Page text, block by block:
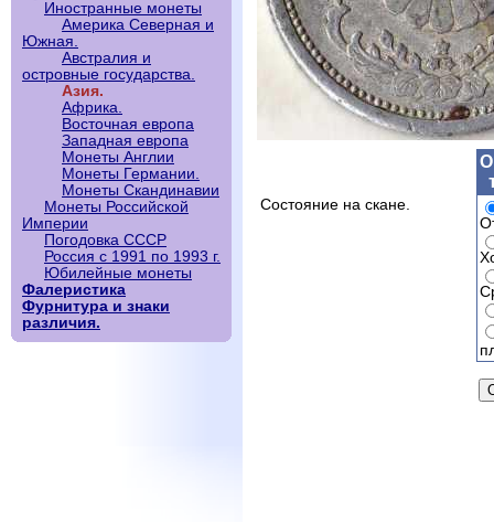
Иностранные монеты
Америка Северная и
Южная.
Австралия и
островные государства.
Азия.
Африка.
Восточная европа
Западная европа
Монеты Англии
Монеты Германии.
Монеты Скандинавии
Монеты Российской
Империи
Погодовка СССР
Россия с 1991 по 1993 г.
Юбилейные монеты
Фалеристика
Фурнитура и знаки
различия.
Состояние на скане.